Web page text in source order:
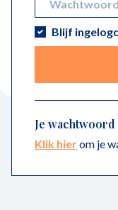
Blijf
Je
Klik hierom je